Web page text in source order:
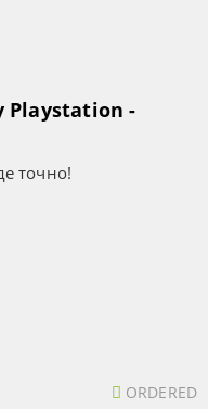
Playstation -
точно!
ORDERED